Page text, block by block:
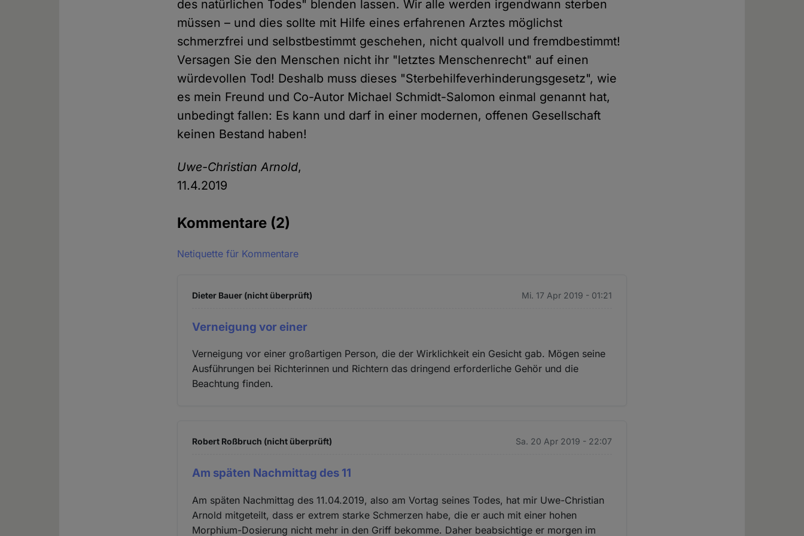
des natürlichen Todes" blenden lassen. Wir alle werden irgendwann sterben
müssen – und dies sollte mit Hilfe eines erfahrenen Arztes möglichst
schmerzfrei und selbstbestimmt geschehen, nicht qualvoll und fremdbestimmt!
Versagen Sie den Menschen nicht ihr "letztes Menschenrecht" auf einen
würdevollen Tod! Deshalb muss dieses "Sterbehilfeverhinderungsgesetz", wie
es mein Freund und Co-Autor Michael Schmidt-Salomon einmal genannt hat,
unbedingt fallen: Es kann und darf in einer modernen, offenen Gesellschaft
keinen Bestand haben!
Uwe-Christian Arnold,
11.4.2019
Kommentare (2)
Netiquette für Kommentare
Dieter Bauer (nicht überprüft) Mi. 17 Apr 2019 - 01:21
Verneigung vor einer
Verneigung vor einer großartigen Person, die der Wirklichkeit ein Gesicht gab. Mögen seine
Ausführungen bei Richterinnen und Richtern das dringend erforderliche Gehör und die
Beachtung finden.
Robert Roßbruch (nicht überprüft) Sa. 20 Apr 2019 - 22:07
Am späten Nachmittag des 11
Am späten Nachmittag des 11.04.2019, also am Vortag seines Todes, hat mir Uwe-Christian
Arnold mitgeteilt, dass er extrem starke Schmerzen habe, die er auch mit einer hohen
Morphium-Dosierung nicht mehr in den Griff bekomme. Daher beabsichtige er morgen im